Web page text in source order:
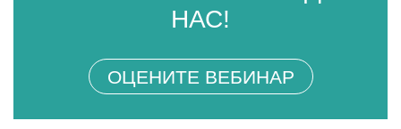
НАС!
ОЦЕНИТЕ ВЕБИНАР